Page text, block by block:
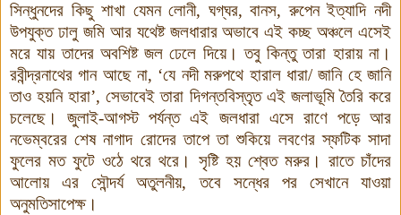
সিন্ধুনদের কিছু শাখা যেমন লোনী, ঘগ্‌ঘর, বানস, রুপেন ইত্যাদি নদী
উপযুক্ত ঢালু জমি আর যথেষ্ট জলধারার অভাবে এই কচ্ছ অঞ্চলে এসেই
মরে যায় তাদের অবশিষ্ট জল ঢেলে দিয়ে। তবু কিন্তু তারা হারায় না।
রবীন্দ্রনাথের গান আছে না, ‘যে নদী মরুপথে হারাল ধারা/ জানি হে জানি
তাও হয়নি হারা’, সেভাবেই তারা দিগন্তবিস্তৃত এই জলাভূমি তৈরি করে
চলেছে। জুলাই-আগস্ট পর্যন্ত এই জলধারা এসে রাণে পড়ে আর
নভেম্বরের শেষ নাগাদ রোদের তাপে তা শুকিয়ে লবণের স্ফটিক সাদা
ফুলের মত ফুটে ওঠে থরে থরে। সৃষ্টি হয় শ্বেত মরুর। রাতে চাঁদের
আলোয় এর সৌন্দর্য অতুলনীয়, তবে সন্ধের পর সেখানে যাওয়া
অনুমতিসাপেক্ষ।